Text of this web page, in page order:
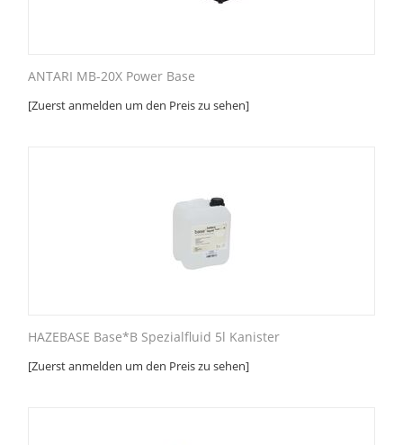
ANTARI MB-20X Power Base
[Zuerst anmelden um den Preis zu sehen]
HAZEBASE Base*B Spezialfluid 5l Kanister
[Zuerst anmelden um den Preis zu sehen]